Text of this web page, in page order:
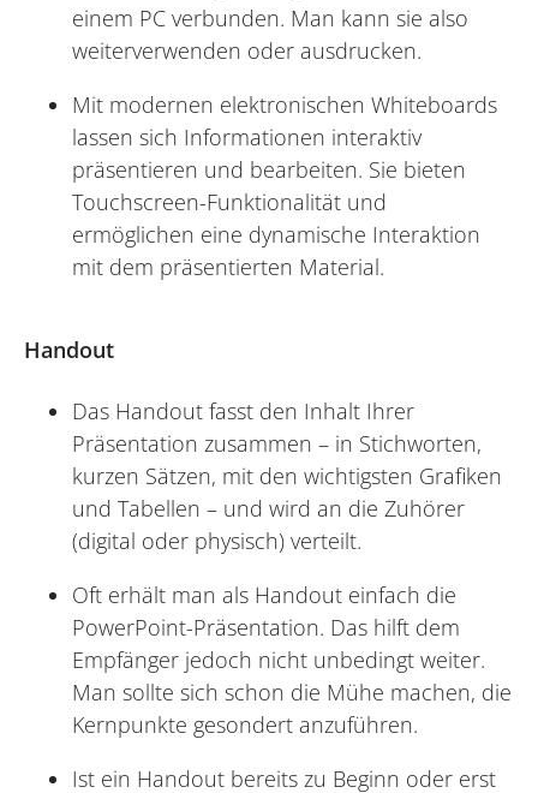
einem PC verbunden. Man kann sie also
weiterverwenden oder ausdrucken.
Mit modernen elektronischen Whiteboards
lassen sich Informationen interaktiv
präsentieren und bearbeiten. Sie bieten
Touchscreen-Funktionalität und
ermöglichen eine dynamische Interaktion
mit dem präsentierten Material.
Handout
Das Handout fasst den Inhalt Ihrer
Präsentation zusammen – in Stichworten,
kurzen Sätzen, mit den wichtigsten Grafiken
und Tabellen – und wird an die Zuhörer
(digital oder physisch) verteilt.
Oft erhält man als Handout einfach die
PowerPoint-Präsentation. Das hilft dem
Empfänger jedoch nicht unbedingt weiter.
Man sollte sich schon die Mühe machen, die
Kernpunkte gesondert anzuführen.
Ist ein Handout bereits zu Beginn oder erst